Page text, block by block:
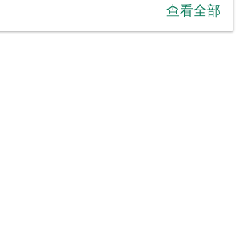
查看全部